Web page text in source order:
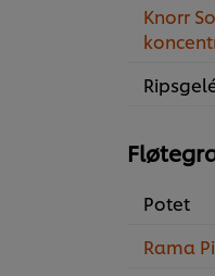
Knorr
Potet
Rama